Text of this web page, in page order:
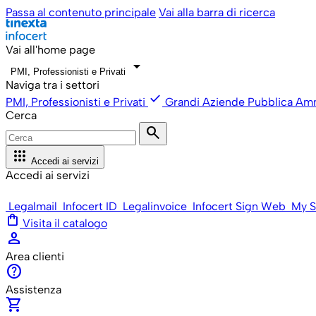
Passa al contenuto principale Vai alla barra di ricerca
Vai all'home page
PMI, Professionisti e Privati arrow_drop_down
Naviga tra i settori
PMI, Professionisti e Privati check Grandi Aziende Pubblica
Cerca
search
apps Accedi ai servizi
Accedi ai servizi
Legalmail Infocert ID Legalinvoice Infocert Sign Web My
shopping_bag Visita il catalogo
person
Area clienti
help
Assistenza
shopping_cart